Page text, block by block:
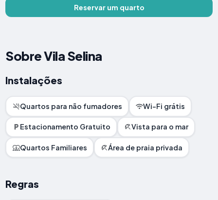
Reservar um quarto
Sobre Vila Selina
Instalações
Quartos para não fumadores Wi-Fi grátis
Estacionamento Gratuito Vista para o mar
Quartos Familiares Área de praia privada
Regras